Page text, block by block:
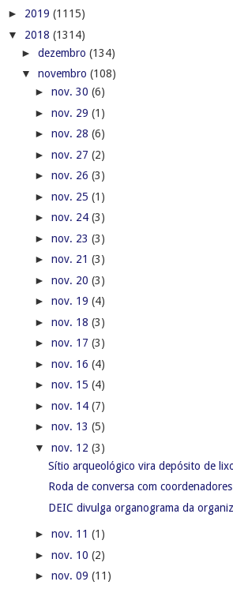
► 2019 (1115)
▼ 2018 (1314)
► dezembro (134)
▼ novembro (108)
► nov. 30 (6)
► nov. 29 (1)
► nov. 28 (6)
► nov. 27 (2)
► nov. 26 (3)
► nov. 25 (1)
► nov. 24 (3)
► nov. 23 (3)
► nov. 21 (3)
► nov. 20 (3)
► nov. 19 (4)
► nov. 18 (3)
► nov. 17 (3)
► nov. 16 (4)
► nov. 15 (4)
► nov. 14 (7)
► nov. 13 (5)
▼ nov. 12 (3)
Sítio arqueológico vira depósito de
Roda de conversa com
DEIC divulga organograma da
► nov. 11 (1)
► nov. 10 (2)
► nov. 09 (11)